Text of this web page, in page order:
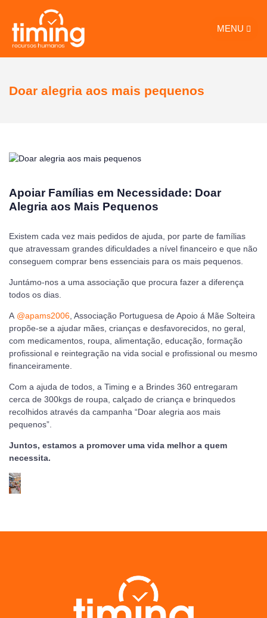
MENU
Doar alegria aos mais pequenos
Apoiar Famílias em Necessidade: Doar
Alegria aos Mais Pequenos
Existem cada vez mais pedidos de ajuda, por parte de famílias
que atravessam grandes dificuldades a nível financeiro e que não
conseguem comprar bens essenciais para os mais pequenos.
Juntámo-nos a uma associação que procura fazer a diferença
todos os dias.
A @apams2006 , Associação Portuguesa de Apoio á Mãe Solteira
propõe-se a ajudar mães, crianças e desfavorecidos, no geral,
com medicamentos, roupa, alimentação, educação, formação
profissional e reintegração na vida social e profissional ou mesmo
financeiramente.
Com a ajuda de todos, a Timing e a Brindes 360 entregaram
cerca de 300kgs de roupa, calçado de criança e brinquedos
recolhidos através da campanha “Doar alegria aos mais
pequenos”.
Juntos, estamos a promover uma vida melhor a quem
necessita.